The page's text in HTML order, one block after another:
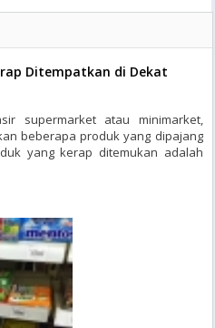
Ditempatkan di Dekat
supermarket atau minimarket,
beberapa produk yang dipajang
yang kerap ditemukan adalah